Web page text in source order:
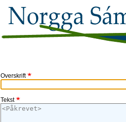
Overskrift
Tekst